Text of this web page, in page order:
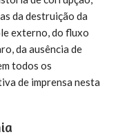
da destruição da
externo, do fluxo
da ausência de
todos os
de imprensa nesta